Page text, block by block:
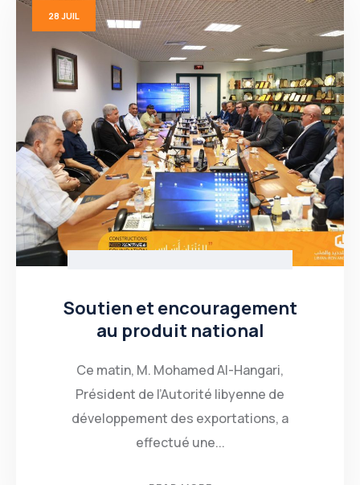
28 JUIL
Soutien et encouragement
au produit national
Ce matin, M. Mohamed Al-Hangari,
Président de l’Autorité libyenne de
développement des exportations, a
effectué une...